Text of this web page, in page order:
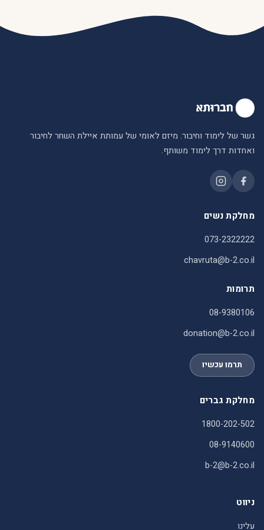
גשר של לימוד וחיבור. מיזם לאומי של עמותת איילת השחר לחיבור
ואחדות דרך לימוד משותף.
מחלקת נשים
073-2322222
chavruta@b-2.co.il
תרומות
08-9380106
donation@b-2.co.il
תרמו עכשיו
מחלקת גברים
1800-202-502
08-9140600
b-2@b-2.co.il
ניווט
עלינו